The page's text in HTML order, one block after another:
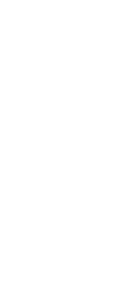
được cung cấp thêm